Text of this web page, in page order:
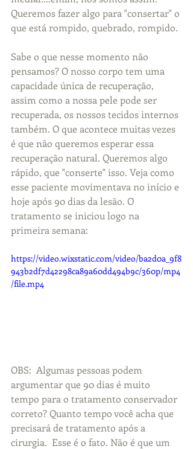
Queremos fazer algo para "consertar" o
que está rompido, quebrado, rompido.
Sabe o que nesse momento não
pensamos? O nosso corpo tem uma
capacidade única de recuperação,
assim como a nossa pele pode ser
recuperada, os nossos tecidos internos
também. O que acontece muitas vezes
é que não queremos esperar essa
recuperação natural. Queremos algo
rápido, que "conserte" isso. Veja como
esse paciente movimentava no início e
hoje após 90 dias da lesão. O
tratamento se iniciou logo na
primeira semana:
https://video.wixstatic.com/video/ba2d0a_9f8
943b2df7d42298ca89a60dd494b9c/360p/mp4
/file.mp4
OBS:  Algumas pessoas podem
argumentar que 90 dias é muito
tempo para o tratamento conservador
correto? Quanto tempo você acha que
precisará de tratamento após a
cirurgia.  Esse é o fato. Não é que um